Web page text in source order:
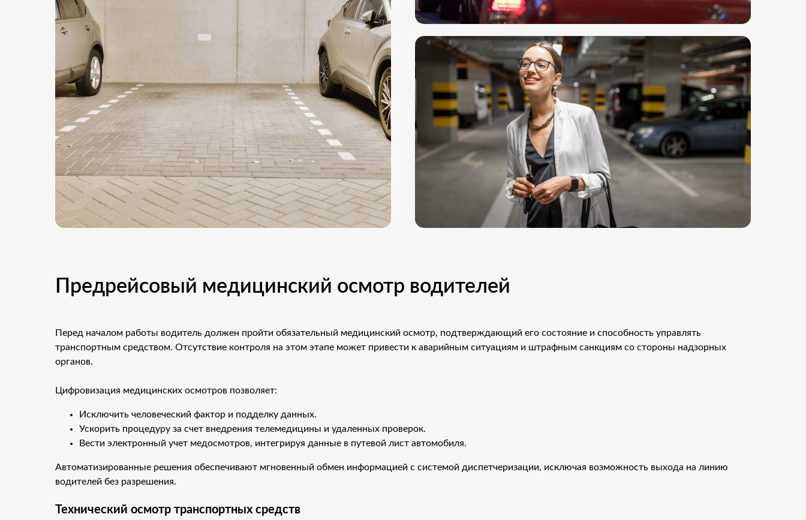
Предрейсовый медицинский осмотр водителей
Перед началом работы водитель должен пройти обязательный медицинский осмотр, подтверждающий его состояние и способность управлять
транспортным средством. Отсутствие контроля на этом этапе может привести к аварийным ситуациям и штрафным санкциям со стороны надзорных
органов.
Цифровизация медицинских осмотров позволяет:
Исключить человеческий фактор и подделку данных.
Ускорить процедуру за счет внедрения телемедицины и удаленных проверок.
Вести электронный учет медосмотров, интегрируя данные в путевой лист автомобиля.
Автоматизированные решения обеспечивают мгновенный обмен информацией с системой диспетчеризации, исключая возможность выхода на линию
водителей без разрешения.
Технический осмотр транспортных средств